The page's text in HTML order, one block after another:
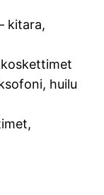
kitara,
huilu